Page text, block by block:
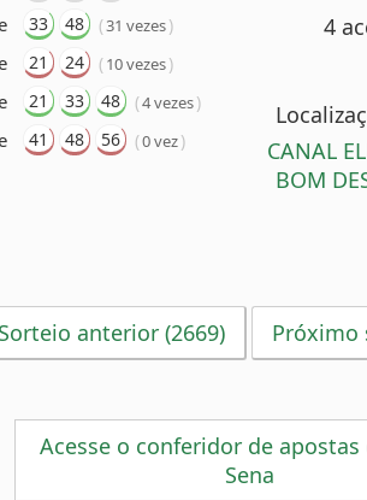
33 48 (31 vezes)
21 24 (10 vezes)
21 33 48 (4 vezes)
41 48 56 (0 vez)
4
CANAL
BOM
Sorteio anterior (2669) Próximo
Acesse o conferidor de apostas
Sena